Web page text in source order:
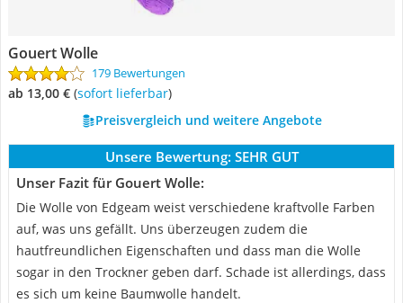
Gouert Wolle
179 Bewertungen
ab 13,00 € ( Sofort lieferbar)
Preisvergleich und weitere Angebote
Unsere Bewertung: SEHR GUT
Unser Fazit für Gouert Wolle:
Die Wolle von Edgeam weist verschiedene kraftvolle Farben
auf, was uns gefällt. Uns überzeugen zudem die
hautfreundlichen Eigenschaften und dass man die Wolle
sogar in den Trockner geben darf. Schade ist allerdings, dass
es sich um keine Baumwolle handelt.